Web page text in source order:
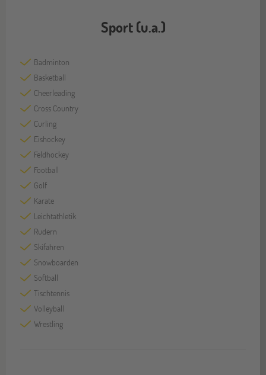
Sport (u.a.)
Badminton
Basketball
Cheerleading
Cross Country
Curling
Eishockey
Feldhockey
Football
Golf
Karate
Leichtathletik
Rudern
Skifahren
Snowboarden
Softball
Tischtennis
Volleyball
Wrestling